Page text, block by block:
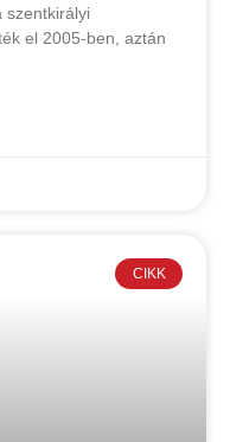
szentkirályi
el 2005-ben, aztán
CIKK